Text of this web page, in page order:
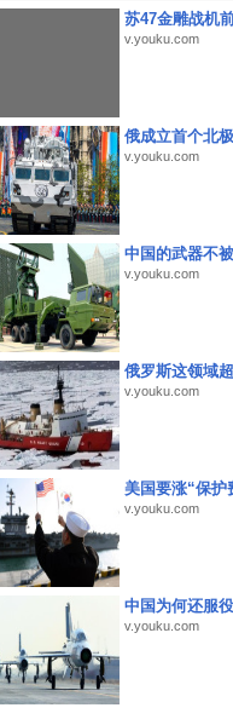
苏47金雕战机
v.youku.com
俄成立首个北
v.youku.com
中国的武器不
v.youku.com
俄罗斯这领域
v.youku.com
美国要涨“保护
v.youku.com
中国为何还服
v.youku.com